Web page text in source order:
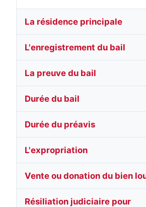
La résidence principale
L'enregistrement du bail
La preuve du bail
Durée du bail
Durée du préavis
L'expropriation
Vente ou donation du bien
Résiliation judiciaire pour